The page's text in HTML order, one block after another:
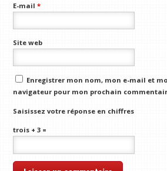
E-mail*
Site web
Enregistrer mon nom, mon e-mail et
navigateur pour mon prochain
Saisissez votre réponse en chiffres
trois + 3 =